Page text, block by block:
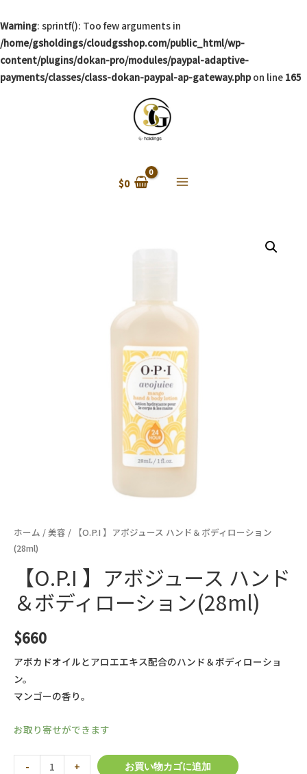
Warning: sprintf(): Too few arguments in
/home/gsholdings/cloudgsshop.com/public_html/wp-
content/plugins/dokan-pro/modules/paypal-adaptive-
payments/classes/class-dokan-paypal-ap-gateway.phpon line 165
$0
ホーム /美容 / 【O.P.I 】アボジュース ハンド＆ボディローション
(28ml)
【O.P.I 】アボジュース ハンド
＆ボディローション(28ml)
$660
アボカドオイルとアロエエキス配合のハンド＆ボディローショ
ン。
マンゴーの香り。
お取り寄せができます
- +
お買い物カゴに追加